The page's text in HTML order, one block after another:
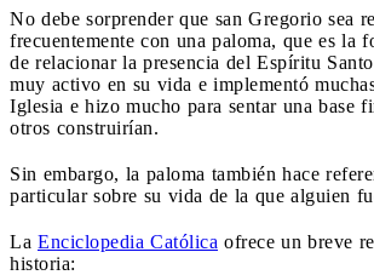
No debe sorprender que san Gregorio sea
frecuentemente con una paloma, que es la
de relacionar la presencia del Espíritu
muy activo en su vida e implementó
Iglesia e hizo mucho para sentar una base
otros construirían.
Sin embargo, la paloma también hace
particular sobre su vida de la que alguien
La Enciclopedia Católica ofrece un breve
historia: